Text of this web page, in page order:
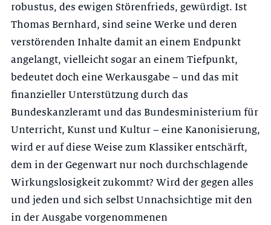
robustus, des ewigen Störenfrieds, gewürdigt. Ist
Thomas Bernhard, sind seine Werke und deren
verstörenden Inhalte damit an einem Endpunkt
angelangt, vielleicht sogar an einem Tiefpunkt,
bedeutet doch eine Werkausgabe – und das mit
finanzieller Unterstützung durch das
Bundeskanzleramt und das Bundesministerium für
Unterricht, Kunst und Kultur – eine Kanonisierung,
wird er auf diese Weise zum Klassiker entschärft,
dem in der Gegenwart nur noch durchschlagende
Wirkungslosigkeit zukommt? Wird der gegen alles
und jeden und sich selbst Unnachsichtige mit den
in der Ausgabe vorgenommenen